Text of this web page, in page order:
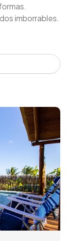
imborrables.